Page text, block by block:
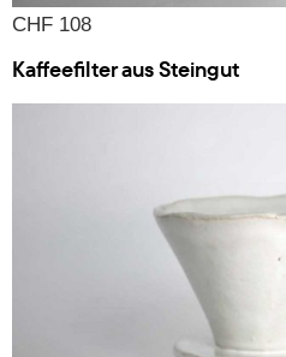
CHF 108
Kaffeefilter aus Steingut